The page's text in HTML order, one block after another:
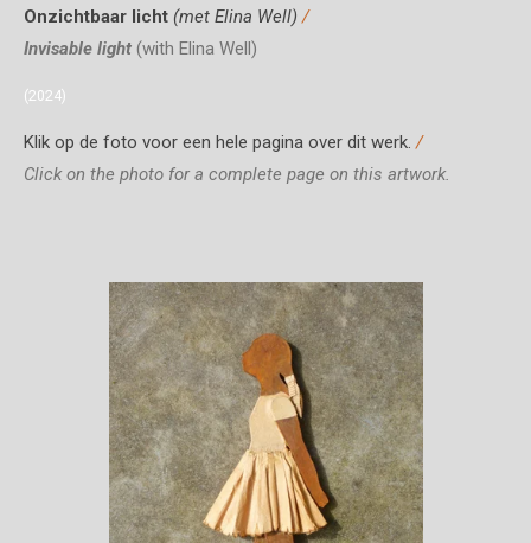
Onzichtbaar licht (met Elina Well)/
Invisable light (with Elina Well)
(2024)
Klik op de foto voor een hele pagina over dit werk. /
Click on the photo for a complete page on this artwork.